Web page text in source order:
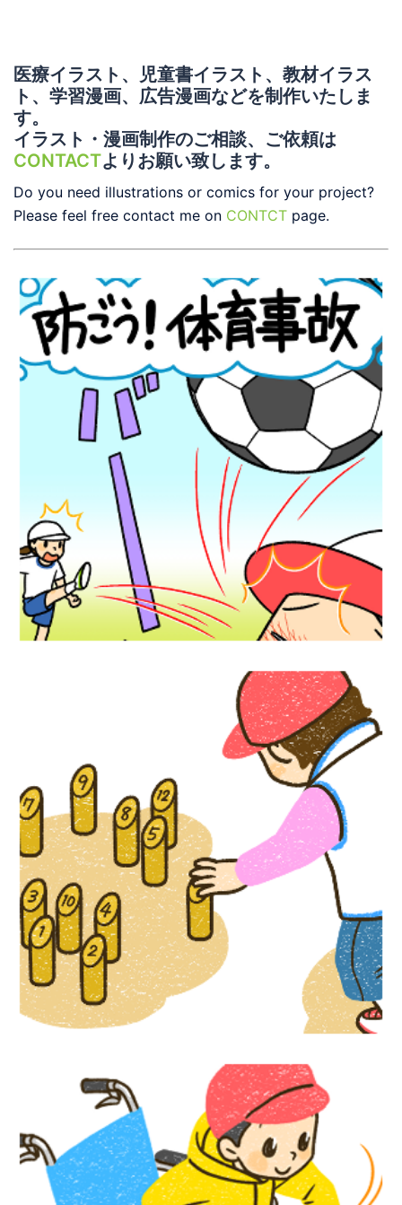
医療イラスト、児童書イラスト、教材イラス
ト、学習漫画、広告漫画などを制作いたしま
す。
イラスト・漫画制作のご相談、ご依頼は
CONTACTよりお願い致します。
Do you need illustrations or comics for your project?
Please feel free contact me on CONTCT page.
ショート動画『防ごう！体育事故』
児童書イラスト『かんたん手作り道具で体
験！ だれもが楽しめるユニバーサルスポ
―ツ』汐文社